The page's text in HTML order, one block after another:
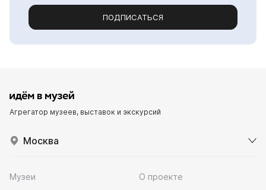
ПОДПИСАТЬСЯ
Агрегатор музеев, выставок и экскурсий
Москва
Музеи
О проекте